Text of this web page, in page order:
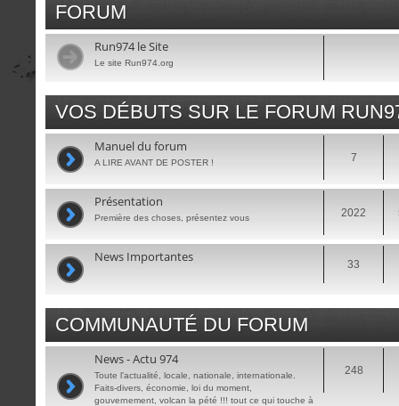
FORUM
Run974 le Site
Le site Run974.org
VOS DÉBUTS SUR LE FORUM
Manuel du forum
A LIRE AVANT DE POSTER ! 7
Présentation
Première des choses, présentez vous 2022
News Importantes 33
COMMUNAUTÉ DU FORUM
News - Actu 974
Toute l'actualité, locale, nationale, internationale.
Faits-divers, économie, loi du moment,
gouvernement, volcan la pété !!! tout ce qui touche à
248